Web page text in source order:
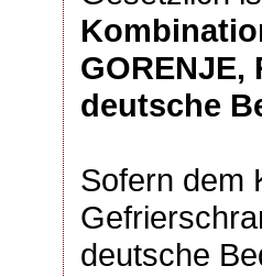
GORENJE,
deutsche
Sofern dem
deutsche